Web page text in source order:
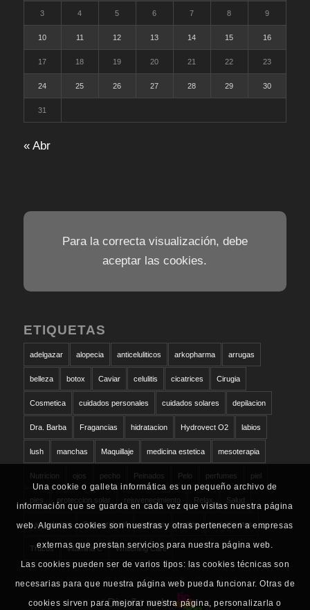
3 4 5 6 7 8 9
10 11 12 13 14 15 16
17 18 19 20 21 22 23
24 25 26 27 28 29 30
31
« Abr
Para la correcta visualización, debe
aceptar las cookies.
ETIQUETAS
adelgazar alopecia anticeluliticos arkopharma arrugas
belleza botox Caviar celulitis cicatrices Cirugia
Cosmetica cuidados personales cuidados solares depilacion
Dra. Barba Fragancias hidratacion Hydrovect O2 labios
lush manchas Maquillaje medicina estetica mesoterapia
Nutricion ojos pecho Peinados Pelo perfumes piel
pies proteccion solar rejuvenecimiento Relax Salud
san valentin Schwarzkopf solares sudor tratamientos
Trucos vitamina C Whitening Care
Diseño web
Una cookie o galleta informática es un pequeño archivo de
información que se guarda en cada vez que visitas nuestra página
web. Algunas cookies son nuestras y otras pertenecen a empresas
externas que prestan servicios para nuestra página web.
Las cookies pueden ser de varios tipos: las cookies técnicas son
necesarias para que nuestra página web pueda funcionar. Otras de
cookies sirven para mejorar nuestra página, personalizarla o